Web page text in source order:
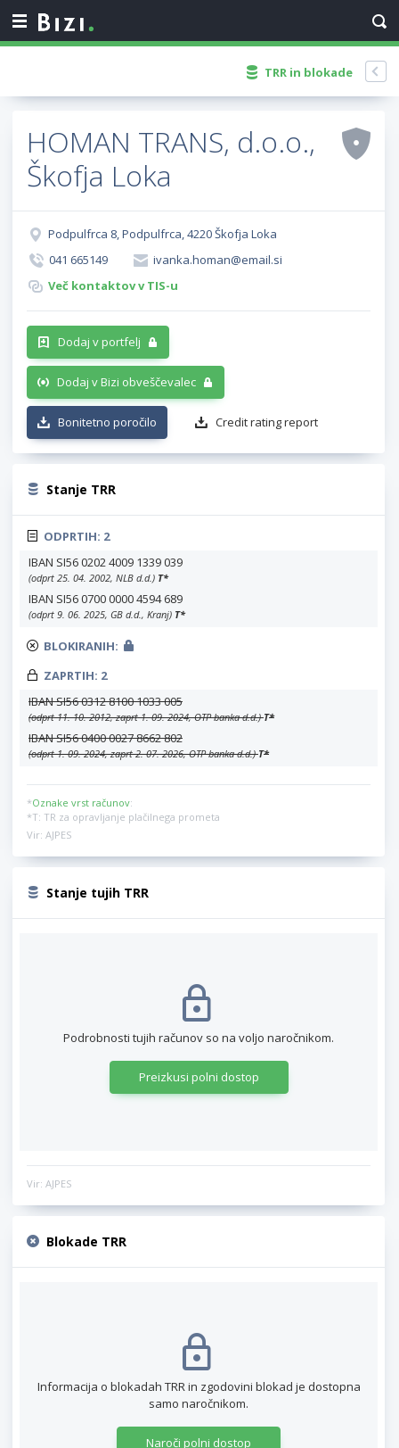
TRR in blokade
HOMAN TRANS, d.o.o.,
Škofja Loka
Podpulfrca 8, Podpulfrca, 4220 Škofja Loka
041 665149
ivanka.homan@email.si
Več kontaktov v TIS-u
Dodaj v portfelj
Dodaj v Bizi obveščevalec
Bonitetno poročilo Credit rating report
Stanje TRR
ODPRTIH: 2
IBAN SI56 0202 4009 1339 039
(odprt 25. 04. 2002, NLB d.d.) T*
IBAN SI56 0700 0000 4594 689
(odprt 9. 06. 2025, GB d.d., Kranj) T*
BLOKIRANIH:
ZAPRTIH: 2
IBAN SI56 0312 8100 1033 005
(odprt 11. 10. 2012, zaprt 1. 09. 2024, OTP banka d.d.)T*
IBAN SI56 0400 0027 8662 802
(odprt 1. 09. 2024, zaprt 2. 07. 2026, OTP banka d.d.)T*
*Oznake vrst računov:
*T: TR za opravljanje plačilnega prometa
Vir: AJPES
Stanje tujih TRR
Podrobnosti tujih računov so na voljo naročnikom.
Preizkusi polni dostop
Vir: AJPES
Blokade TRR
Informacija o blokadah TRR in zgodovini blokad je dostopna
samo naročnikom.
Naroči polni dostop